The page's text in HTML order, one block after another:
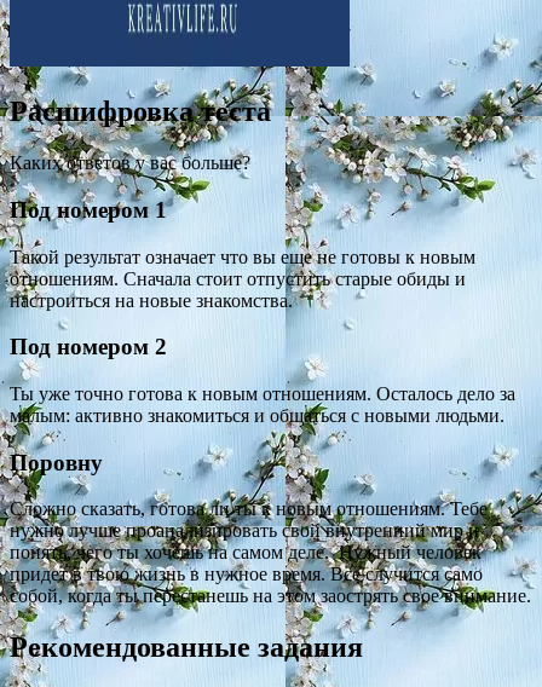
Расшифровка теста
Каких ответов у вас больше?
Под номером 1
Такой результат означает что вы еще не готовы к новым
отношениям. Сначала стоит отпустить старые обиды и
настроиться на новые знакомства.
Под номером 2
Ты уже точно готова к новым отношениям. Осталось дело за
малым: активно знакомиться и общаться с новыми людьми.
Поровну
Сложно сказать, готова ли ты к новым отношениям. Тебе
нужно лучше проанализировать свой внутренний мир и
понять, чего ты хочешь на самом деле. Нужный человек
придет в твою жизнь в нужное время. Все случится само
собой, когда ты перестанешь на этом заострять свое внимание.
Рекомендованные задания